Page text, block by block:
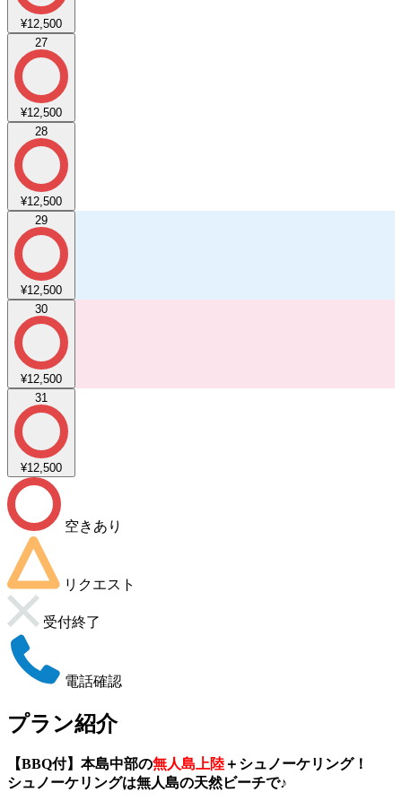
¥12,500
27
¥12,500
28
¥12,500
29
¥12,500
30
¥12,500
31
¥12,500
空きあり
リクエスト
受付終了
電話確認
プラン紹介
【BBQ付】本島中部の無人島上陸＋シュノーケリング！
シュノーケリングは無人島の天然ビーチで♪